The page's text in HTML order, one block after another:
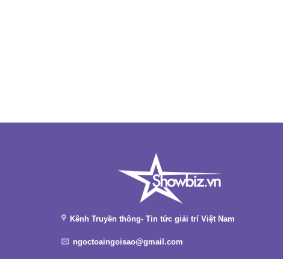
Kênh Truyền thông- Tin tức giải trí Việt Nam
ngoctoaingoisao@gmail.com